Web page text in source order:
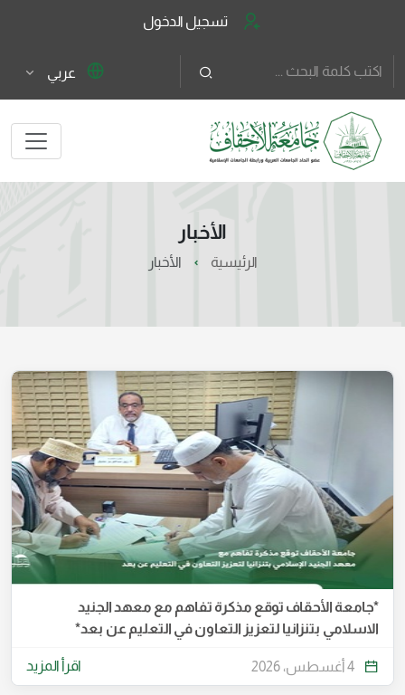
تسجيل الدخول
عربي
الأخبار
الرئيسية الأخبار
*جامعة الأحقاف توقع مذكرة تفاهم مع معهد الجنيد
الاسلامي بتنزانيا لتعزيز التعاون في التعليم عن بعد*
4 أغسطس، 2026 اقرأ المزيد